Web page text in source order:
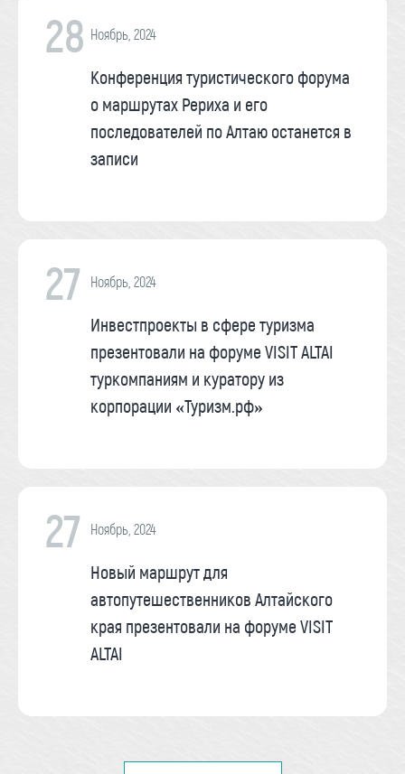
28 Ноябрь, 2024
Конференция туристического форума
о маршрутах Рериха и его
последователей по Алтаю останется в
записи
27 Ноябрь, 2024
Инвестпроекты в сфере туризма
презентовали на форуме VISIT ALTAI
туркомпаниям и куратору из
корпорации «Туризм.рф»
27 Ноябрь, 2024
Новый маршрут для
автопутешественников Алтайского
края презентовали на форуме VISIT
ALTAI